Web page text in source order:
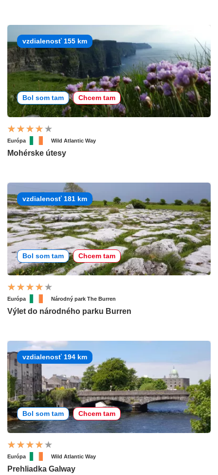
vzdialenosť 155 km
Bol som tam Chcem tam
Európa Wild Atlantic Way
Mohérske útesy
vzdialenosť 181 km
Bol som tam Chcem tam
Európa Národný park The Burren
Výlet do národného parku Burren
vzdialenosť 194 km
Bol som tam Chcem tam
Európa Wild Atlantic Way
Prehliadka Galway